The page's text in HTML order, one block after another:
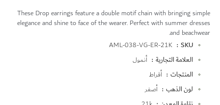
These Drop earrings feature a double motif chain with bringing simple
elegance and shine to face of the wearer. Perfect with summer dresses
and beachwear.
المزيد
المعلومات
SKU
AML-038-VG-ER-21K
العلامة التجارية
أنمول
المنتجات
أقراط
لون الذهب
أصفر